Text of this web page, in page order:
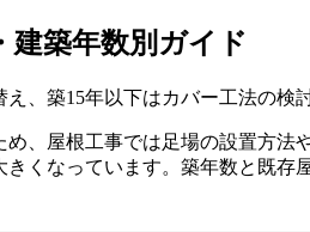
建築年数別ガイド
、築15年以下はカバー工法の検
、屋根工事では足場の設置方
くなっています。築年数と既